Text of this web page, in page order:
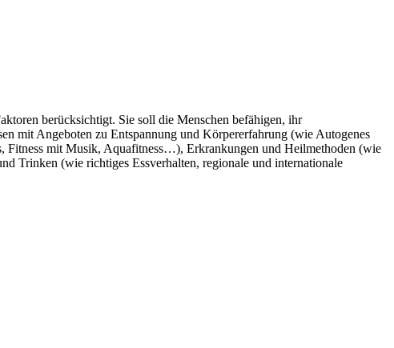
berücksichtigt. Sie soll die Menschen befähigen, ihr
mit Angeboten zu Entspannung und Körpererfahrung (wie Autogenes
Fitness mit Musik, Aquafitness…), Erkrankungen und Heilmethoden (wie
Trinken (wie richtiges Essverhalten, regionale und internationale